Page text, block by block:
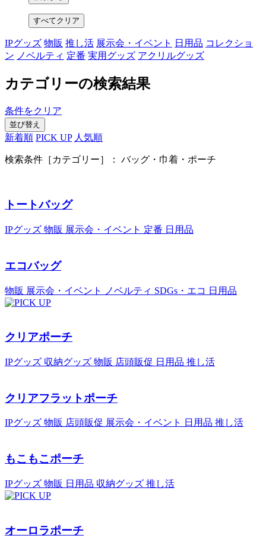
すべてクリア
IPグッズ 物販 推し活 展示会・イベント 日用品 コレクショ
ン ノベルティ 定番 実用グッズ アクリルグッズ
カテゴリーの検索結果
条件をクリア
並び替え
新着順 PICK UP 人気順
検索条件［カテゴリー］： バッグ・巾着・ポーチ
トートバッグ
IPグッズ 物販 展示会・イベント 定番 日用品
エコバッグ
物販 展示会・イベント ノベルティ SDGs・エコ 日用品
クリアポーチ
IPグッズ 収納グッズ 物販 店頭販促 日用品 推し活
クリアフラットポーチ
IPグッズ 物販 店頭販促 展示会・イベント 日用品 推し活
もこもこポーチ
IPグッズ 物販 日用品 収納グッズ 推し活
オーロラポーチ